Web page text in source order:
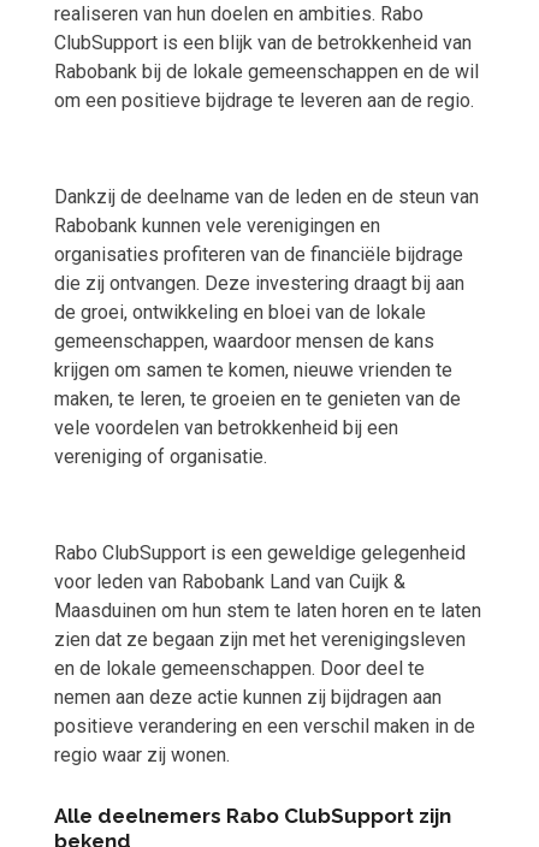
realiseren van hun doelen en ambities. Rabo
ClubSupport is een blijk van de betrokkenheid van
Rabobank bij de lokale gemeenschappen en de wil
om een positieve bijdrage te leveren aan de regio.
Dankzij de deelname van de leden en de steun van
Rabobank kunnen vele verenigingen en
organisaties profiteren van de financiële bijdrage
die zij ontvangen. Deze investering draagt bij aan
de groei, ontwikkeling en bloei van de lokale
gemeenschappen, waardoor mensen de kans
krijgen om samen te komen, nieuwe vrienden te
maken, te leren, te groeien en te genieten van de
vele voordelen van betrokkenheid bij een
vereniging of organisatie.
Rabo ClubSupport is een geweldige gelegenheid
voor leden van Rabobank Land van Cuijk &
Maasduinen om hun stem te laten horen en te laten
zien dat ze begaan zijn met het verenigingsleven
en de lokale gemeenschappen. Door deel te
nemen aan deze actie kunnen zij bijdragen aan
positieve verandering en een verschil maken in de
regio waar zij wonen.
Alle deelnemers Rabo ClubSupport zijn
bekend